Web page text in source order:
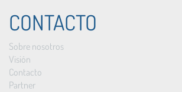
CONTACTO
Sobre nosotros
Visión
Contacto
Partner